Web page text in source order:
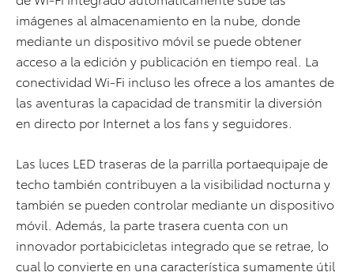
imágenes al almacenamiento en la nube, donde
mediante un dispositivo móvil se puede obtener
acceso a la edición y publicación en tiempo real. La
conectividad Wi-Fi incluso les ofrece a los amantes de
las aventuras la capacidad de transmitir la diversión
en directo por Internet a los fans y seguidores.
Las luces LED traseras de la parrilla portaequipaje de
techo también contribuyen a la visibilidad nocturna y
también se pueden controlar mediante un dispositivo
móvil. Además, la parte trasera cuenta con un
innovador portabicicletas integrado que se retrae, lo
cual lo convierte en una característica sumamente útil